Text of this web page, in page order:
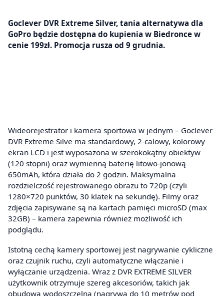
Goclever DVR Extreme Silver, tania alternatywa dla
GoPro będzie dostępna do kupienia w Biedronce w
cenie 199zł. Promocja rusza od 9 grudnia.
Wideorejestrator i kamera sportowa w jednym – Goclever
DVR Extreme Silve ma standardowy, 2-calowy, kolorowy
ekran LCD i jest wyposażona w szerokokątny obiektyw
(120 stopni) oraz wymienną baterię litowo-jonową
650mAh, która działa do 2 godzin. Maksymalna
rozdzielczość rejestrowanego obrazu to 720p (czyli
1280×720 punktów, 30 klatek na sekundę). Filmy oraz
zdjęcia zapisywane są na kartach pamięci microSD (max
32GB) – kamera zapewnia również możliwość ich
podglądu.
Istotną cechą kamery sportowej jest nagrywanie cykliczne
oraz czujnik ruchu, czyli automatyczne włączanie i
wyłączanie urządzenia. Wraz z DVR EXTREME SILVER
użytkownik otrzymuje szereg akcesoriów, takich jak
obudowa wodoszczelna (nagrywa do 10 metrów pod